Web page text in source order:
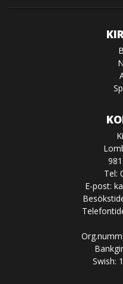
Tel:
E-post:
Swish: